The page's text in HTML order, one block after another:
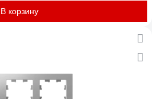
В корзину